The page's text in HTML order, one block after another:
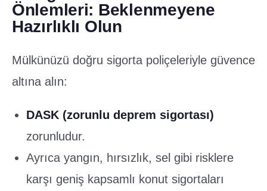
Önlemleri: Beklenmeyene
Hazırlıklı Olun
Mülkünüzü doğru sigorta poliçeleriyle güvence
altına alın:
DASK (zorunlu deprem sigortası)
zorunludur.
Ayrıca yangın, hırsızlık, sel gibi risklere
karşı geniş kapsamlı konut sigortaları